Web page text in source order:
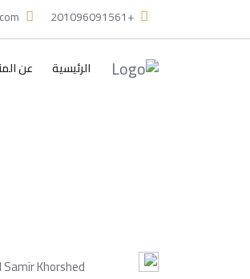
+201096091561
الرئيسية عن
Khorshed